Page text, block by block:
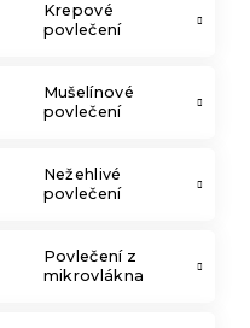
Krepové
povlečení
Mušelínové
povlečení
Nežehlivé
povlečení
Povlečení z
mikrovlákna